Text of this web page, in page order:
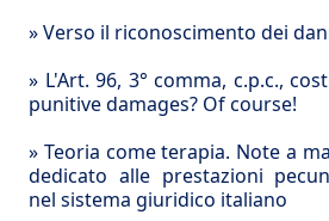
»Verso il riconoscimento dei
» L'Art. 96, 3° comma, c.p.c.,
punitive damages? Of course!
» Teoria come terapia. Note a
dedicato alle prestazioni
nel sistema giuridico italiano